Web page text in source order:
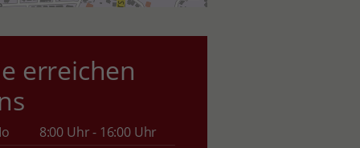
erreichen
8:00 Uhr - 16:00 Uhr